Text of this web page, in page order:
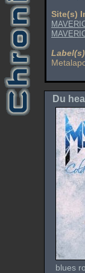
Site(s)
Label(s)
Du
blues